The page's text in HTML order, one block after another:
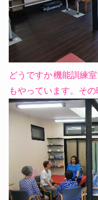
どうですか機能訓練
もやっています。そ